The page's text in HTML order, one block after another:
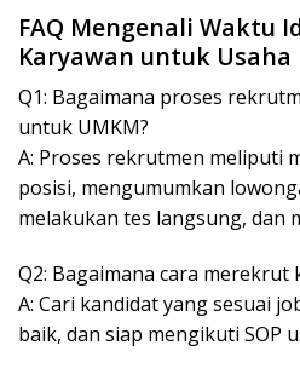
FAQ Mengenali Waktu
Karyawan untuk Usaha
Q1: Bagaimana proses
untuk UMKM?
A: Proses rekrutmen meliputi
posisi, mengumumkan
melakukan tes langsung, dan
Q2: Bagaimana cara merekrut
A: Cari kandidat yang sesuai
baik, dan siap mengikuti SOP